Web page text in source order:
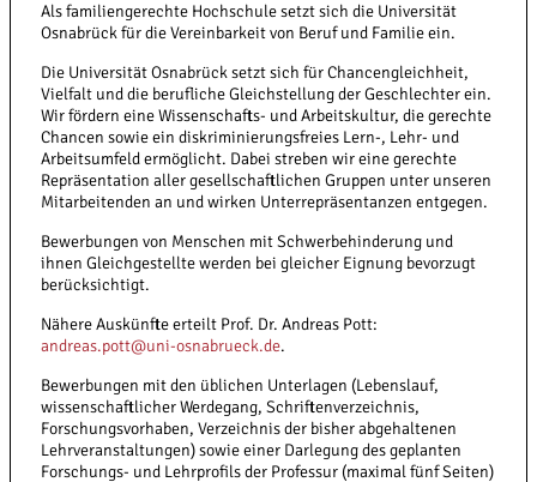
Als familiengerechte Hochschule setzt sich die Universität
Osnabrück für die Vereinbarkeit von Beruf und Familie ein.
Die Universität Osnabrück setzt sich für Chancengleichheit,
Vielfalt und die berufliche Gleichstellung der Geschlechter ein.
Wir fördern eine Wissenschafts- und Arbeitskultur, die gerechte
Chancen sowie ein diskriminierungsfreies Lern-, Lehr- und
Arbeitsumfeld ermöglicht. Dabei streben wir eine gerechte
Repräsentation aller gesellschaftlichen Gruppen unter unseren
Mitarbeitenden an und wirken Unterrepräsentanzen entgegen.
Bewerbungen von Menschen mit Schwer­behinderung und
ihnen Gleichgestellte werden bei gleicher Eignung bevorzugt
berücksichtigt.
Nähere Auskünfte erteilt Prof. Dr. Andreas Pott:
andreas.pott@uni-osnabrueck.de.
Bewerbungen mit den üblichen Unterlagen (Lebenslauf,
wissenschaftlicher Werdegang, Schriften­verzeichnis,
Forschungsvorhaben, Verzeichnis der bisher abgehaltenen
Lehr­veranstaltungen) sowie einer Darlegung des geplanten
Forschungs- und Lehrprofils der Professur (maximal fünf Seiten)